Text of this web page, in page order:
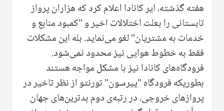
هفته گذشته، ایر کانادا اعلام کرد که هزاران پرواز
تابستانی را بعلت اختلالات اخیر و "کمبود منابع و
خدمات به مشتریان" لغو می‌نماید. بله این مشکلات
فقط به خطوط هوایی نیز محدود نمی‌شود.
فرودگاه‌های کانادا نیز با مشکل مواجه هستند
بطوریکه فرودگاه "پیرسون" تورنتو از نظر تاخیر در
پروازهای خروجی، در رتبه‌ی دوم بدترین‌های جهان